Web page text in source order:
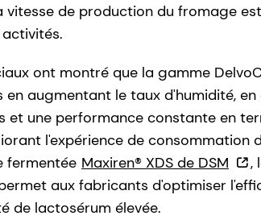
vitesse de production du fromage
ont montré que la gamme
en augmentant le taux d'humidité,
et une performance constante en
l'expérience de consommation
fermentée Maxiren® XDS de DSM
,
aux fabricants d'optimiser
de lactosérum élevée.